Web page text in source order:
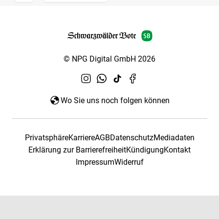
© NPG Digital GmbH 2026
Wo Sie uns noch folgen können
PrivatsphäreKarriereAGBDatenschutzMediadaten
Erklärung zur BarrierefreiheitKündigungKontakt
ImpressumWiderruf